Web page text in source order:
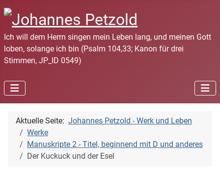
Ich will dem Herrn singen mein Leben lang, und meinen Gott
loben, solange ich bin (Psalm 104,33; Kanon für drei
Stimmen, JP_ID 0549)
Aktuelle Seite: Johannes Petzold - Werk und Leben
Werke
Manuskripte 2 - Titel, beginnend mit D und anderes
Der Kuckuck und der Esel